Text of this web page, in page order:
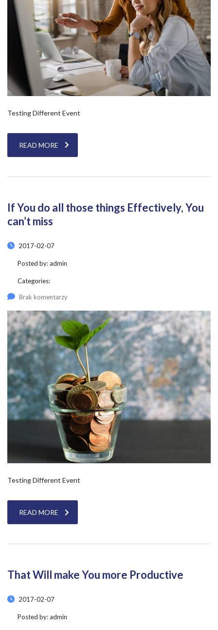
Testing Different Event
READ MORE
If You do all those things Effectively, You
can’t miss
2017-02-07
Posted by:admin
Categories:
Brak komentarzy
Testing Different Event
READ MORE
That Will make You more Productive
2017-02-07
Posted by:admin